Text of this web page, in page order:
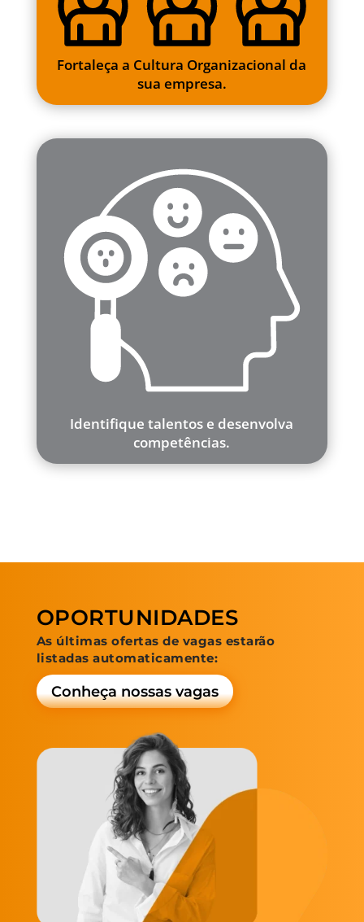
Fortaleça a Cultura Organizacional da
sua empresa.
Identifique talentos e desenvolva
competências.
OPORTUNIDADES
As últimas ofertas de vagas estarão
listadas automaticamente:
Conheça nossas vagas